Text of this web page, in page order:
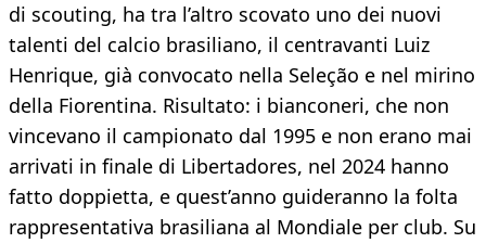
di scouting, ha tra l’altro scovato uno dei nuovi
talenti del calcio brasiliano, il centravanti Luiz
Henrique, già convocato nella Seleção e nel mirino
della Fiorentina. Risultato: i bianconeri, che non
vincevano il campionato dal 1995 e non erano mai
arrivati in finale di Libertadores, nel 2024 hanno
fatto doppietta, e quest’anno guideranno la folta
rappresentativa brasiliana al Mondiale per club. Su